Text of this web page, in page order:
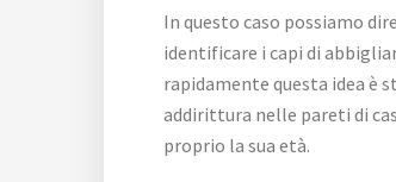
In questo caso possiamo
identificare i capi di
rapidamente questa idea è
addirittura nelle pareti di
proprio la sua età.